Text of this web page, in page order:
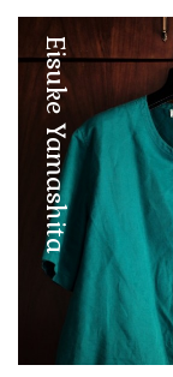
Eisuke Yamashita